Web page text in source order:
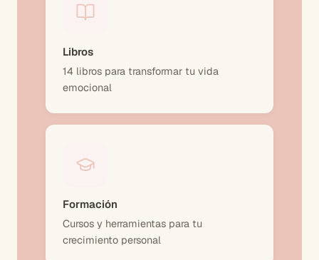
Libros
14 libros para transformar tu vida
emocional
Formación
Cursos y herramientas para tu
crecimiento personal